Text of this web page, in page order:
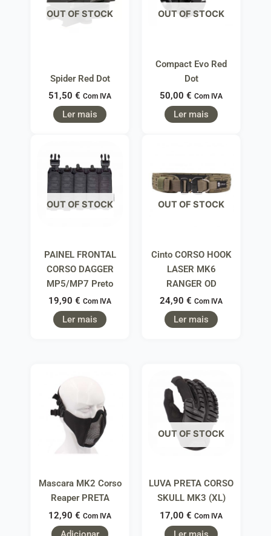
OUT OF STOCK
Spider Red Dot
51,50 € Com IVA
Ler mais
OUT OF STOCK
Compact Evo Red
Dot
50,00 € Com IVA
Ler mais
OUT OF STOCK
PAINEL FRONTAL
CORSO DAGGER
MP5/MP7 Preto
19,90 € Com IVA
Ler mais
OUT OF STOCK
Cinto CORSO HOOK
LASER MK6
RANGER OD
24,90 € Com IVA
Ler mais
Mascara MK2 Corso
Reaper PRETA
12,90 € Com IVA
OUT OF STOCK
LUVA PRETA CORSO
SKULL MK3 (XL)
17,00 € Com IVA